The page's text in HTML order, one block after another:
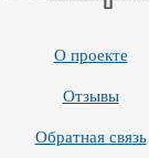
О проекте
Отзывы
Обратная связь